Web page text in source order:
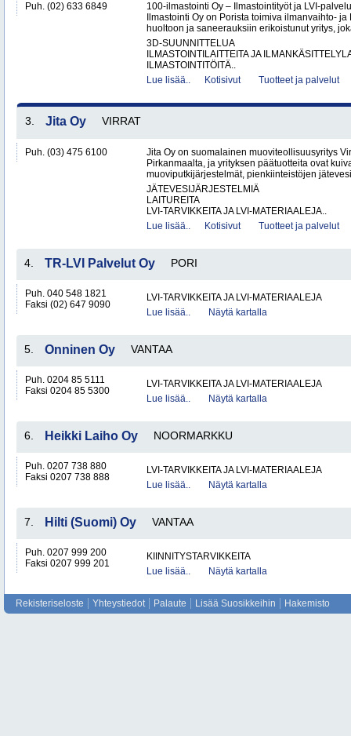
Puh. (02) 633 6849
100-ilmastointi Oy – Ilmastointityöt ja LVI-
Ilmastointi Oy on Porista toimiva ilmanvaihto-
huoltoon ja saneerauksiin erikoistunut yritys,
3D-SUUNNITTELUA
ILMASTOINTILAITTEITA JA
ILMASTOINTITÖITÄ..
Lue lisää..
Kotisivut Tuotteet ja palvelut
3. Jita Oy VIRRAT
Puh. (03) 475 6100
Jita Oy on suomalainen muoviteollisuusyritys
Pirkanmaalta, ja yrityksen päätuotteita ovat
muoviputkijärjestelmät, pienkiinteistöjen
JÄTEVESIJÄRJESTELMIÄ
LAITUREITA
LVI-TARVIKKEITA JA LVI-MATERIAALEJA..
Lue lisää..
Kotisivut Tuotteet ja palvelut
4. TR-LVI Palvelut Oy PORI
Puh. 040 548 1821
Faksi (02) 647 9090
LVI-TARVIKKEITA JA LVI-MATERIAALEJA
Lue lisää..
Näytä kartalla
5. Onninen Oy VANTAA
Puh. 0204 85 5111
Faksi 0204 85 5300
LVI-TARVIKKEITA JA LVI-MATERIAALEJA
Lue lisää..
Näytä kartalla
6. Heikki Laiho Oy NOORMARKKU
Puh. 0207 738 880
Faksi 0207 738 888
LVI-TARVIKKEITA JA LVI-MATERIAALEJA
Lue lisää..
Näytä kartalla
7. Hilti (Suomi) Oy VANTAA
Puh. 0207 999 200
Faksi 0207 999 201
KIINNITYSTARVIKKEITA
Lue lisää..
Näytä kartalla
Rekisteriseloste Yhteystiedot Palaute Lisää Suosikkeihin Hakemisto